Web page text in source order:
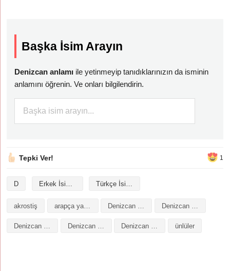
Başka İsim Arayın
Denizcan anlamı ile yetinmeyip tanıdıklarınızın da isminin
anlamını öğrenin. Ve onları bilgilendirin.
Tepki Ver! 1
D Erkek İsimleri Türkçe İsimler
akrostiş arapça yazılışı
Denizcan isminin baş harfleriyle şiir Denizcan isminin kökeni Denizcan isminin numerolojisi ünlüler